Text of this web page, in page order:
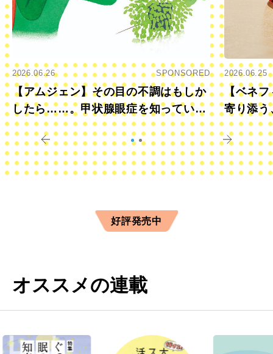
2026.06.26 SPONSORED
【アムジェン】その目の不調はもしか
したら……。甲状腺眼症を知っていま
すか？
2026.06.25
【ベネフ
寄り添う
きに
好評発売中
オススメの連載